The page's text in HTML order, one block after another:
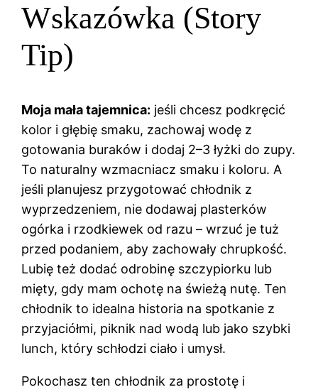
Wskazówka (Story
Tip)
Moja mała tajemnica: jeśli chcesz podkręcić
kolor i głębię smaku, zachowaj wodę z
gotowania buraków i dodaj 2–3 łyżki do zupy.
To naturalny wzmacniacz smaku i koloru. A
jeśli planujesz przygotować chłodnik z
wyprzedzeniem, nie dodawaj plasterków
ogórka i rzodkiewek od razu – wrzuć je tuż
przed podaniem, aby zachowały chrupkość.
Lubię też dodać odrobinę szczypiorku lub
mięty, gdy mam ochotę na świeżą nutę. Ten
chłodnik to idealna historia na spotkanie z
przyjaciółmi, piknik nad wodą lub jako szybki
lunch, który schłodzi ciało i umysł.
Pokochasz ten chłodnik za prostotę i